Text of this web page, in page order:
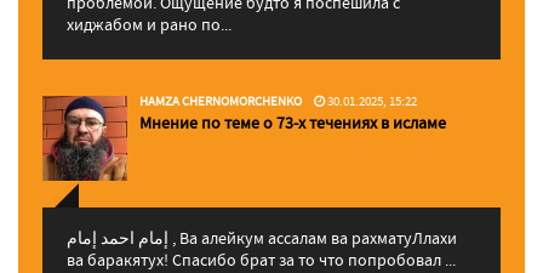
хиджабом и рано по...
HAMZA CHERNOMORCHENKO 30.01.2025, 15:22
Мнение по теме о 73-х течениях в исламе
إمام احمد إمام , Ва алейкум ассалам ва рахматуЛлахи
ва баракятух! Спасибо брат за то что попробовал ...